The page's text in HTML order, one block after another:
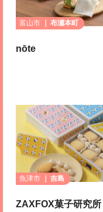
富山市 布瀬本町
nōte
魚津市 吉島
ZAXFOX菓子研究所